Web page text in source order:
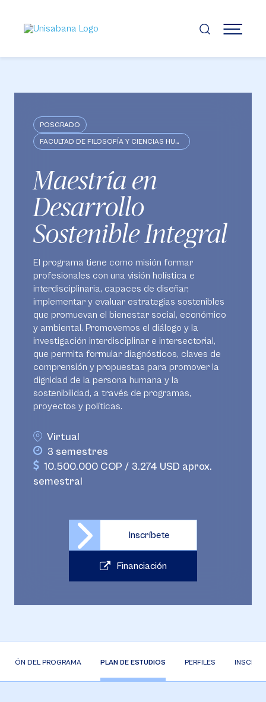
contenido
principal
MENÚ
POSGRADO
FACULTAD DE FILOSOFÍA Y CIENCIAS HUMANAS
Maestría en
Desarrollo
Sostenible Integral
El programa tiene como misión formar
profesionales con una visión holística e
interdisciplinaria, capaces de diseñar,
implementar y evaluar estrategias sostenibles
que promuevan el bienestar social, económico
y ambiental. Promovemos el diálogo y la
investigación interdisciplinar e intersectorial,
que permita formular diagnósticos, claves de
comprensión y propuestas para promover la
dignidad de la persona humana y la
sostenibilidad, a través de programas,
proyectos y políticas.
3 semestres
Virtual
10.500.000 COP / 3.274 USD aprox.
semestral
Inscríbete
Financiación
DEL PROGRAMA PLAN DE ESTUDIOS PERFILES